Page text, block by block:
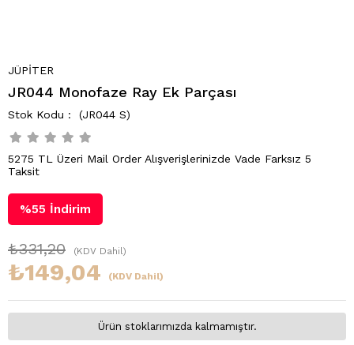
JÜPİTER
JR044 Monofaze Ray Ek Parçası
(JR044 S)
5275 TL Üzeri Mail Order Alışverişlerinizde Vade Farksız 5
Taksit
%55 İndirim
₺331,20 (KDV Dahil)
₺149,04 (KDV Dahil)
Ürün stoklarımızda kalmamıştır.